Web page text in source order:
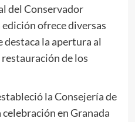
del Conservador
ofrece diversas
destaca la apertura al
de los
la Consejería de
en Granada